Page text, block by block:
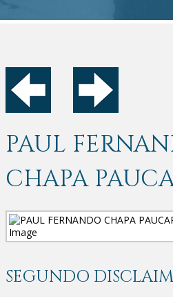
PAUL
CHAPA
SEGUNDO